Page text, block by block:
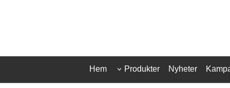
Hem Produkter Nyheter